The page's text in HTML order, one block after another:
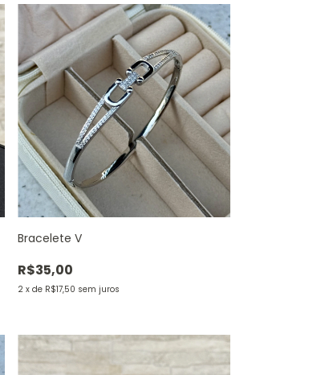
Bracelete V
R$35,00
2 x de R$17,50 sem juros